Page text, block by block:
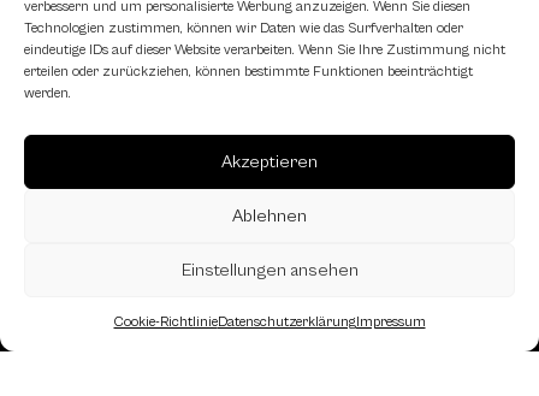
verbessern und um personalisierte Werbung anzuzeigen. Wenn Sie diesen
Technologien zustimmen, können wir Daten wie das Surfverhalten oder
eindeutige IDs auf dieser Website verarbeiten. Wenn Sie Ihre Zustimmung nicht
erteilen oder zurückziehen, können bestimmte Funktionen beeinträchtigt
werden.
Akzeptieren
Ablehnen
Einstellungen ansehen
Cookie-RichtlinieDatenschutzerklärungImpressum